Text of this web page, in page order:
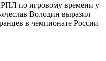
РПЛ по игровому времени у
Володин выразил
в чемпионате России